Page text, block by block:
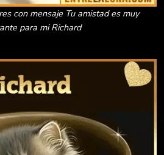
con mensaje Tu amistad es muy
para mi Richard